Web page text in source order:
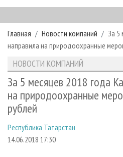
ГЛАВНАЯ
РУБРИКИ И ТЕМЫ
РУБРИКИ ЖУРНАЛА
ЛЕСНОЕ ХОЗЯЙСТВО
ЛЕСОЗАГОТОВКА
ЛЕСОПИЛЕНИЕ
ДЕРЕВООБРАБОТКА
СУШКА ДРЕВЕСИНЫ
ПРОИЗВОДСТВО ДРЕВЕСНЫХ
НОВОСТИ
КАЛЕНДАРЬ СОБЫТИЙ
НОВОСТИ ЛПК
НОВОСТИ ЖУРНАЛА
НОВОСТИ КОМПАНИЙ
ПРОЕКТЫ ЛПИ
АНАЛИТИКА
ПРЕДПРИЯТИЯ ЛПК
ЛЕСНЫЕ РЕГИОНЫ РОССИИ
ПЕРСОНЫ
МОБИЛЬНЫЕ ВЫСТАВКИ
АРХИВ
АРХИВ ЖУРНАЛОВ
СТАТЬИ
О ЖУРНАЛЕ
ПОДПИСКА
КОНТАКТЫ
РЕКЛАМОДАТЕЛЯМ
РЕКЛАМА
РЕКЛАМА НА САЙТЕ
Главная Новости компаний
За 5
направила на природоохранные
НОВОСТИ КОМПАНИЙ
За 5 месяцев 2018 года
на природоохранные
рублей
Республика Татарстан
14.06.2018 17:30